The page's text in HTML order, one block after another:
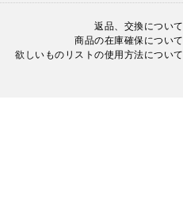
返品、交換について
商品の在庫確保について
欲しいものリストの使用方法について